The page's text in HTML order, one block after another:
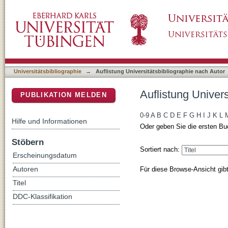
Universitätsbibliographie → Auflistung Universitätsbibliographie nach Autor
Auflistung
0-9 A B C D E F G H J K L
Oder geben Sie die ersten
Sortiert nach:
Für diese Browse-Ansicht
PUBLIKATION MELDEN
Hilfe und Informationen
Stöbern
Erscheinungsdatum
Autoren
Titel
DDC-Klassifikation